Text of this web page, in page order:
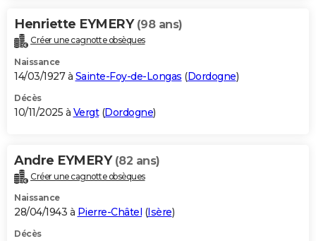
Henriette EYMERY (98 ans)
Créer une cagnotte obsèques
Naissance
14/03/1927 à Sainte-Foy-de-Longas (Dordogne)
Décès
10/11/2025 à Vergt(Dordogne)
Andre EYMERY (82 ans)
Créer une cagnotte obsèques
Naissance
28/04/1943 à Pierre-Châtel (Isère)
Décès